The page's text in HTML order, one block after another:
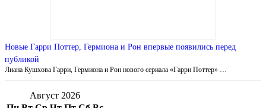
Новые Гарри Поттер, Гермиона и Рон впервые появились перед
публикой
Лиана Кушхова Гарри, Гермиона и Рон нового сериала «Гарри Поттер» …
Август 2026